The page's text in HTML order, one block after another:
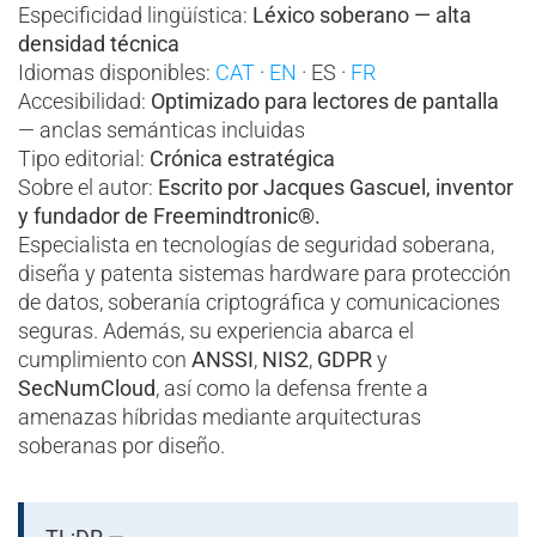
Especificidad lingüística: Léxico soberano — alta
densidad técnica
Idiomas disponibles: CAT · EN · ES · FR
Accesibilidad: Optimizado para lectores de pantalla
— anclas semánticas incluidas
Tipo editorial: Crónica estratégica
Sobre el autor: Escrito por Jacques Gascuel, inventor
y fundador de Freemindtronic®.
Especialista en tecnologías de seguridad soberana,
diseña y patenta sistemas hardware para protección
de datos, soberanía criptográfica y comunicaciones
seguras. Además, su experiencia abarca el
cumplimiento con ANSSI, NIS2, GDPR y
SecNumCloud, así como la defensa frente a
amenazas híbridas mediante arquitecturas
soberanas por diseño.